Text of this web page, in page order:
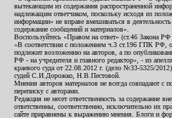
вытекающим из содержания распространенной
надлежащим ответчиком, поскольку исходя из
информации» не вправе вмешиваться в
содержание сообщений и материалов».
Воспользуйтесь «Правом на ответ» (ст.46 Закона
«В соответствии с положением ч.3 ст.196 ГПК РФ,
подлежит возложению на авторов, а по
РФ - на учредителя и главного редактор», - из
краевого суда от 22.08.2012 г. (дело №33-5325/
судей С.И.Дорожко, Н.В.Пестовой.
Мнения авторов материалов не всегда совпадают с
переписку с авторами.
Редакция не несет ответственность за содержание
ответственны, соответственно, исключительно их
сайте приравнены к выражению мнения. Блоги и